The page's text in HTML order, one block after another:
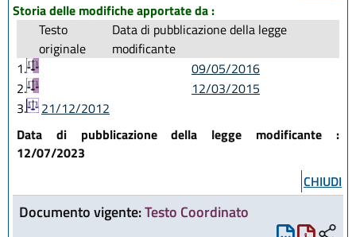
Storia delle modifiche apportate da :
Testo
originale
Data di pubblicazione della legge
modificante
1.
09/05/2016
2.
12/03/2015
3.
21/12/2012
Data di pubblicazione della legge modificante :
12/07/2023
CHIUDI
Documento vigente:Testo Coordinato